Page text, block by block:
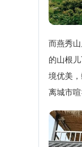
而燕秀
的山根
境优美
离城市